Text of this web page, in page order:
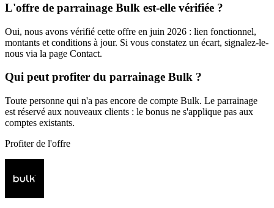
L'offre de parrainage Bulk est-elle vérifiée ?
Oui, nous avons vérifié cette offre en juin 2026 : lien fonctionnel,
montants et conditions à jour. Si vous constatez un écart, signalez-le-
nous via la page Contact.
Qui peut profiter du parrainage Bulk ?
Toute personne qui n'a pas encore de compte Bulk. Le parrainage
est réservé aux nouveaux clients : le bonus ne s'applique pas aux
comptes existants.
Profiter de l'offre